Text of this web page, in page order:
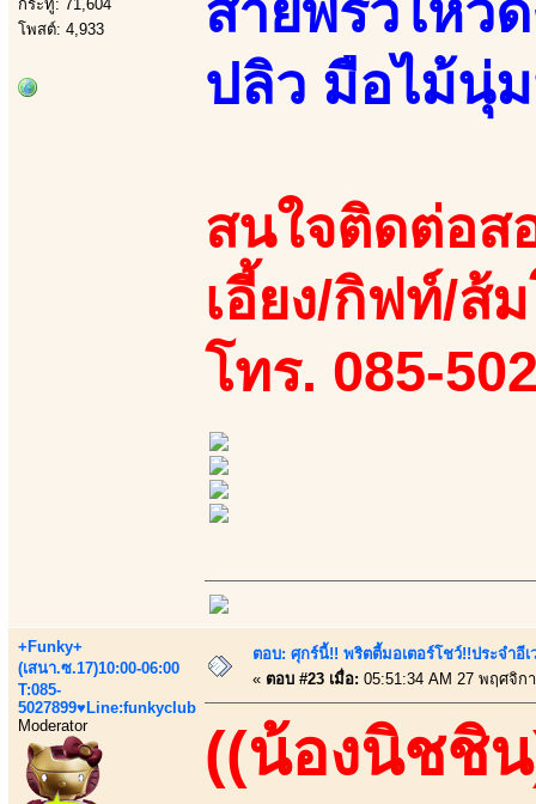
กระทู้: 71,604
โพสต์: 4,933
สายพริ้วไหว
ปลิว มือไม้นุ่
สนใจติดต่อส
เอี้ยง/กิฟท์/ส้
โทร. 085-
+Funky+
(เสนา.ซ.17)10:00-06:00
T:085-
5027899♥Line:funkyclub
Moderator
ตอบ: ศุกร์นี้!! พริตตี้มอเตอร์โชว์!!ประจำอี
« ตอบ #23 เมื่อ: 05:51:34 AM 27 พฤศจิก
((น้องนิชชิ